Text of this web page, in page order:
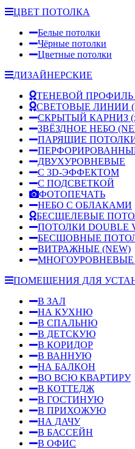
ЦВЕТ ПОТОЛКА
Белые потолки
Чёрные потолки
Цветные потолки
ДИЗАЙНЕРСКИЕ
ТЕНЕВОЙ ПРОФИЛЬ
СВЕТОВЫЕ ЛИНИИ
СКРЫТЫЙ КАРНИЗ
ЗВЁЗДНОЕ НЕБО
ПАРЯЩИЕ
ДВУХУРОВНЕВЫЕ
С 3D-ЭФФЕКТОМ
С ПОДСВЕТКОЙ
ФОТОПЕЧАТЬ
НЕБО С ОБЛАКАМИ
БЕСЩЕЛЕВЫЕ
ПОТОЛКИ DOUBLE
БЕСШОВНЫЕ
ВИТРАЖНЫЕ (NEW)
МНОГОУРОВНЕВЫЕ
ПОМЕЩЕНИЯ ДЛЯ
В ЗАЛ
НА КУХНЮ
В СПАЛЬНЮ
В ДЕТСКУЮ
В КОРИДОР
В ВАННУЮ
НА БАЛКОН
ВО ВСЮ КВАРТИРУ
В КОТТЕДЖ
В ГОСТИНУЮ
В ПРИХОЖУЮ
НА ДАЧУ
В БАССЕЙН
В ОФИС